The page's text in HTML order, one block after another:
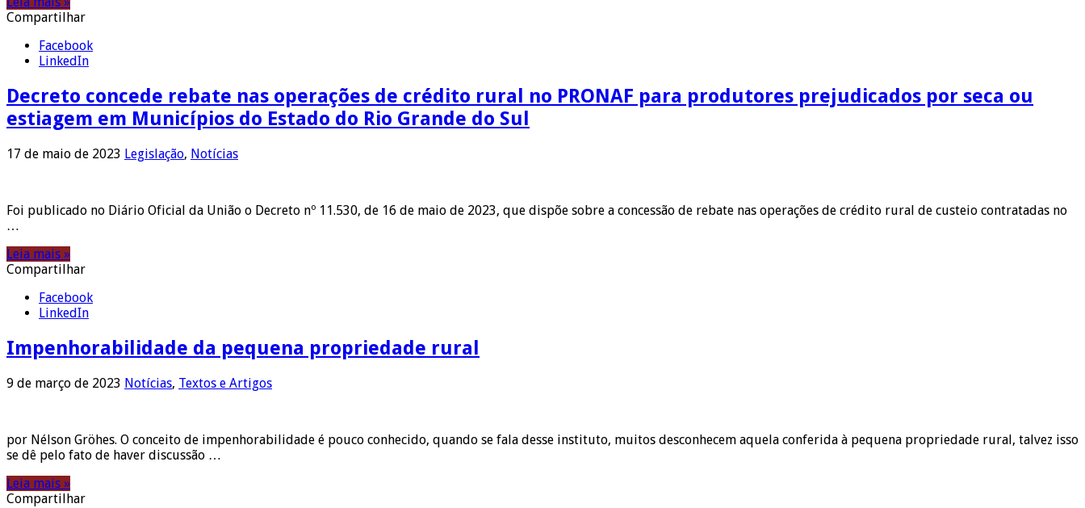
Compartilhar
Facebook
LinkedIn
Decreto concede rebate nas operações de crédito rural no PRONAF para produtores prejudicados por seca ou
estiagem em Municípios do Estado do Rio Grande do Sul
17 de maio de 2023 Legislação, Notícias
Foi publicado no Diário Oficial da União o Decreto nº 11.530, de 16 de maio de 2023, que dispõe sobre a concessão de rebate nas operações de crédito rural de custeio contratadas no
…
Leia mais »
Compartilhar
Facebook
LinkedIn
Impenhorabilidade da pequena propriedade rural
9 de março de 2023 Notícias, Textos e Artigos
por Nélson Gröhes. O conceito de impenhorabilidade é pouco conhecido, quando se fala desse instituto, muitos desconhecem aquela conferida à pequena propriedade rural, talvez isso
se dê pelo fato de haver discussão …
Leia mais »
Compartilhar